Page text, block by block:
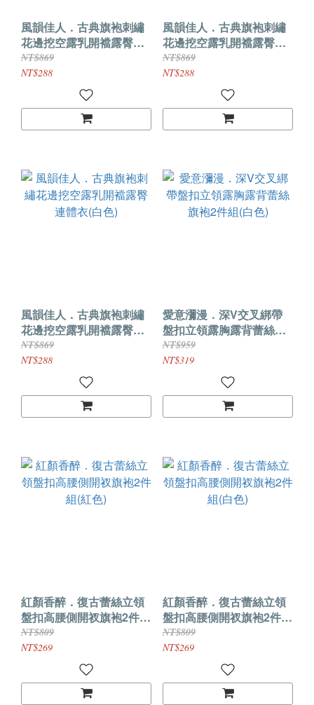
風韻佳人．古典旗袍刺繡
花邊挖空露乳開襠露臀連
體衣(黑色)
NT$869
NT$288
風韻佳人．古典旗袍刺繡
花邊挖空露乳開襠露臀連
體衣(紅色)
NT$869
NT$288
風韻佳人．古典旗袍刺繡
花邊挖空露乳開襠露臀連
體衣(白色)
NT$869
NT$288
愛意瀰漫．深V交叉綁帶
盤扣立領露胸露背蕾絲旗
袍2件組(白色)
NT$959
NT$319
紅顏香醉．復古蕾絲立領
盤扣高腰側開衩旗袍2件組
(紅色)
NT$809
NT$269
紅顏香醉．復古蕾絲立領
盤扣高腰側開衩旗袍2件組
(白色)
NT$809
NT$269